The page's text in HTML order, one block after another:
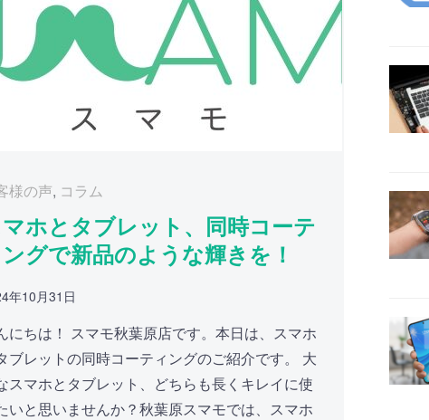
様の声, コラム
ホとタブレット、同時コーテ
グで新品のような輝きを！
年10月31日
にちは！ スマモ秋葉原店です。本日は、スマホ
ブレットの同時コーティングのご紹介です。 大
スマホとタブレット、どちらも長くキレイに使
いと思いませんか？秋葉原スマモでは、スマホ